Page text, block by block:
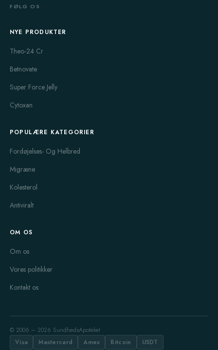
FØLG OS
NYE PRODUKTER
Theo-24 Cr
Betnovate
Super Force Jelly
Cytoxan
POPULÆRE KATEGORIER
Fordøjelses- Og Helbred
Migræne
Kolesterol
Antiviralt
OM OS
Om os
Vores politikker
Kontakt os
© 2006 – 2026 SundhedsApoteket
Visa
Mastercard Amex Bitcoin
USDT